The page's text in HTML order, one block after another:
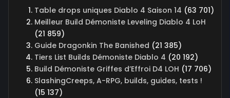
Table drops uniques Diablo 4 Saison 14 (63 701)
Meilleur Build Démoniste Leveling Diablo 4 LoH
(21 859)
Guide Dragonkin The Banished (21 385)
Tiers List Builds Démoniste Diablo 4 (20 192)
Build Démoniste Griffes d’Effroi D4 LOH (17 706)
SlashingCreeps, A-RPG, builds, guides, tests !
(15 137)